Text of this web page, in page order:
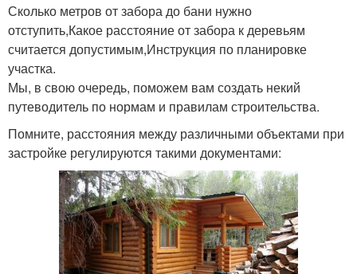
Сколько метров от забора до бани нужно
отступить,Какое расстояние от забора к деревьям
считается допустимым,Инструкция по планировке
участка.
Мы, в свою очередь, поможем вам создать некий
путеводитель по нормам и правилам строительства.
Помните, расстояния между различными объектами при
застройке регулируются такими документами: